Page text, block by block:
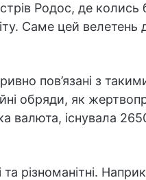
Родос, де колись
Саме цей велетень
пов’язані з
обряди, як
валюта, існувала
та різноманітні.